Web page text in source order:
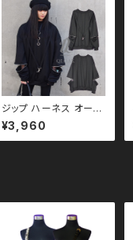
ジップ ハーネス オーバ
ーサイズ スウェット qto
110095 大きいサイズ
ユニセックス ビッグシル
デ モード 系 ゴス ゴシッ
ク ゴスロリ パンク ロッ
ク Ｖ 系 韓国ファッショ
¥3,960